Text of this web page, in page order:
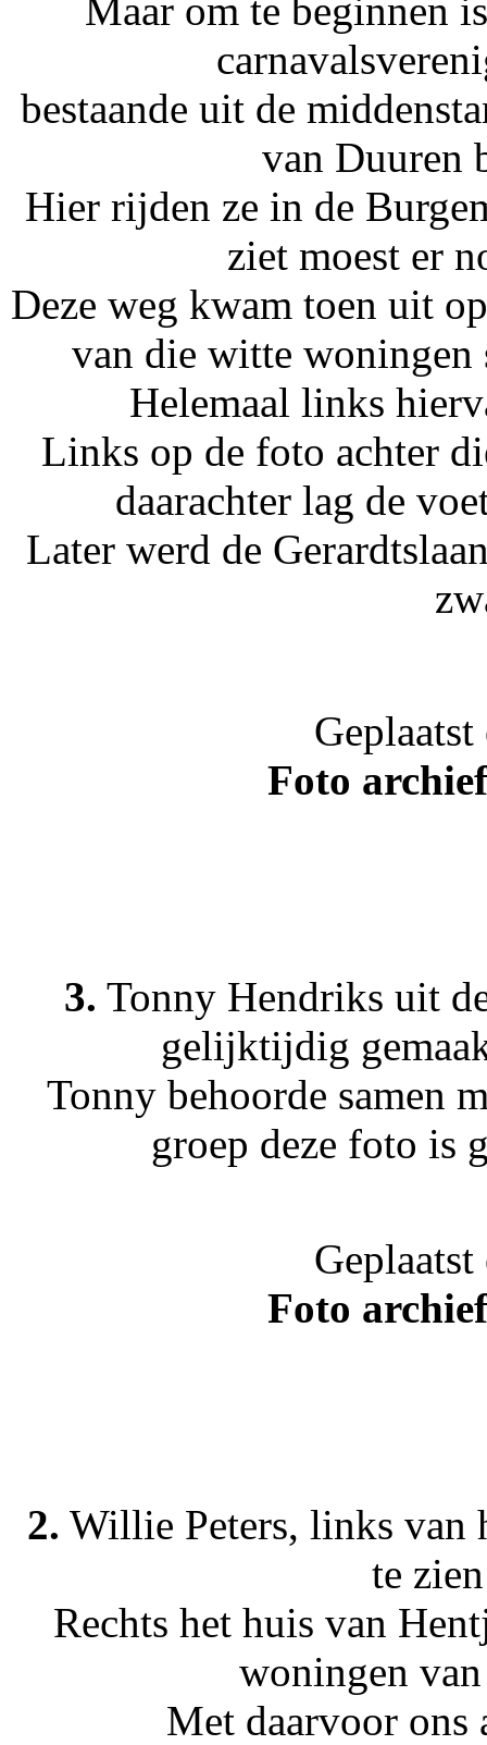
Maar om te beginnen
bestaande uit de
van Duuren
Hier rijden ze in de
ziet moest er
Deze weg kwam toen uit
van die witte woningen
Helemaal links
Links op de foto achter
daarachter lag de
Later werd de
Foto
3. Tonny Hendriks uit
gelijktijdig
Tonny behoorde samen
groep deze foto is
Foto
2. Willie Peters, links
te
Rechts het huis van
woningen
Met daarvoor ons